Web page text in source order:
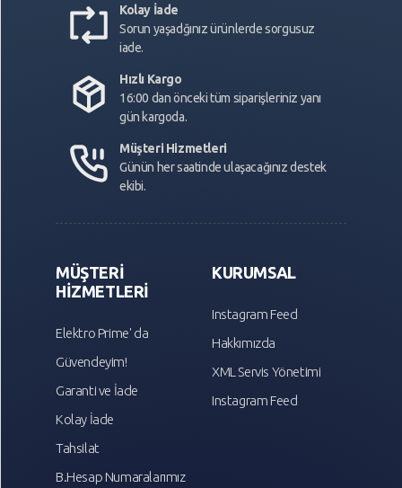
Kolay İade
Sorun yaşadğınız ürünlerde sorgusuz
iade.
Hızlı Kargo
16:00 dan önceki tüm siparişleriniz yanı
gün kargoda.
Müşteri Hizmetleri
Günün her saatinde ulaşacağınız destek
ekibi.
MÜŞTERİ
HİZMETLERİ
Elektro Prime' da
Güvendeyim!
Garanti ve İade
Kolay İade
Tahsilat
B.Hesap Numaralarımız
KURUMSAL
Instagram Feed
Hakkımızda
XML Servis Yönetimi
Instagram Feed